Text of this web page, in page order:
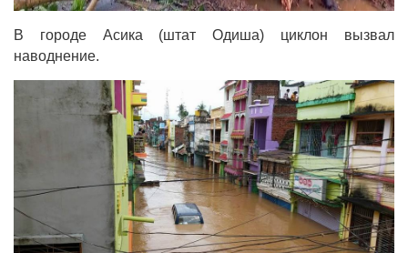
В городе Асика (штат Одиша) циклон вызвал
наводнение.